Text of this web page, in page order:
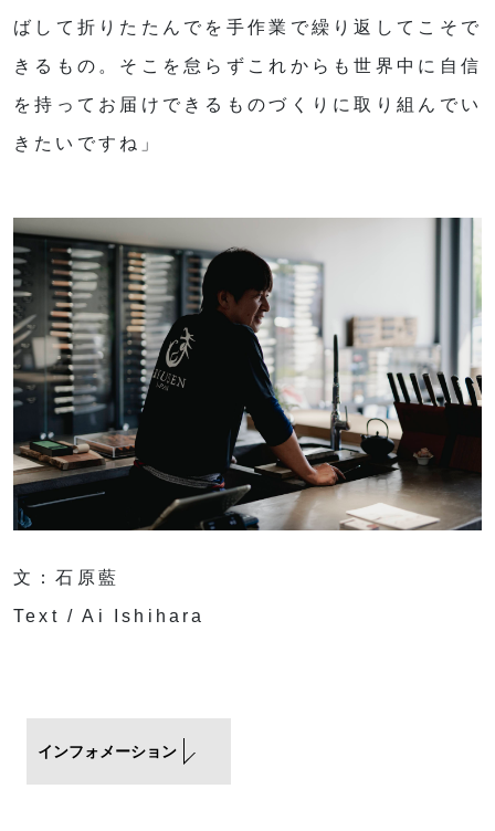
ばして折りたたんでを手作業で繰り返してこそで
きるもの。そこを怠らずこれからも世界中に自信
を持ってお届けできるものづくりに取り組んでい
きたいですね」
文：石原藍
Text / Ai Ishihara
インフォメーション